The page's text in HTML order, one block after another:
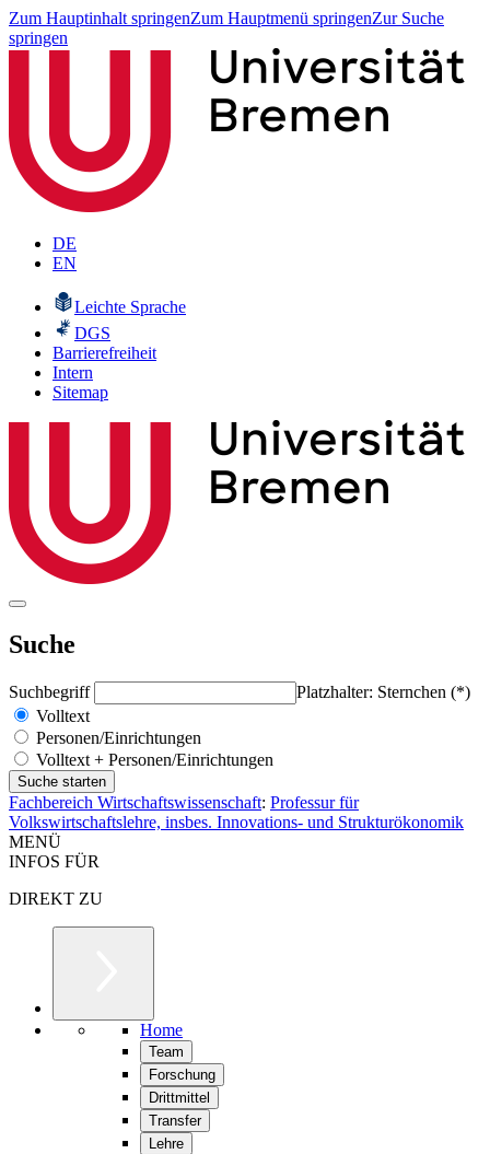
Zum Hauptinhalt springenZum Hauptmenü springenZur Suche
springen
DE
EN
Leichte Sprache
DGS
Barrierefreiheit
Intern
Sitemap
Suche
Suchbegriff
Platzhalter: Sternchen (*)
Volltext
Personen/Einrichtungen
Volltext + Personen/Einrichtungen
Fachbereich Wirtschaftswissenschaft: Professur für
Volkswirtschaftslehre, insbes. Innovations- und Strukturökonomik
MENÜ
INFOS FÜR
DIREKT ZU
Home
Team
Forschung
Drittmittel
Transfer
Lehre